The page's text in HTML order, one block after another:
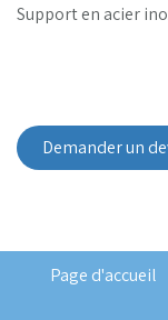
Support en acier
Demander un
Page d'accueil